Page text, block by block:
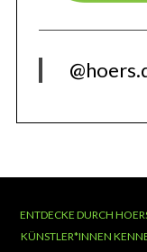
ENTDECKE DURCH
KÜNSTLER*INNEN